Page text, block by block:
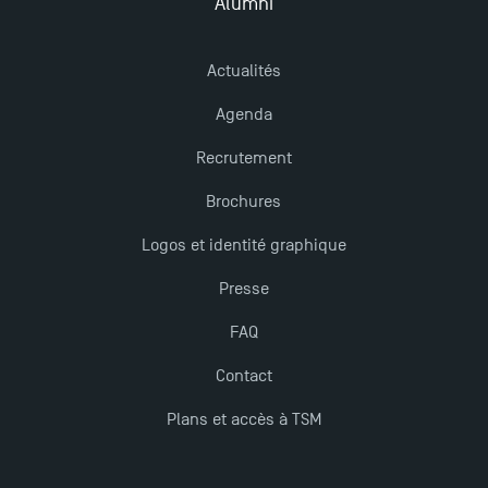
TSM obtient la prestigieuse accréditation EQUIS en
Derniers jours pour candidater aux formations
professionnelles en alternance à TSM !
Management pour 2025 : des opportunités encore
Actualités
Agenda
Recrutement
Brochures
Logos et identité graphique
Presse
FAQ
Contact
Plans et accès à TSM